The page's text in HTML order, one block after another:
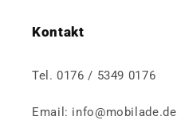
Kontakt
Tel. 0176 / 5349 0176
Email: info@mobilade.de